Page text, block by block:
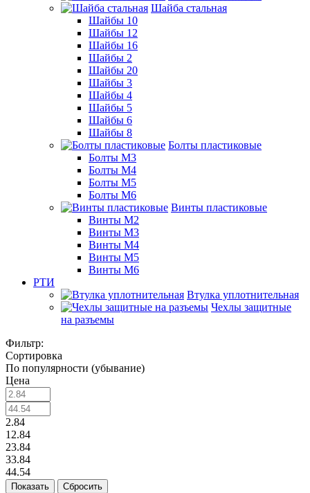
Шайба стальная
Шайбы 10
Шайбы 12
Шайбы 16
Шайбы 2
Шайбы 20
Шайбы 3
Шайбы 4
Шайбы 5
Шайбы 6
Шайбы 8
Болты пластиковые
Болты М3
Болты М4
Болты М5
Болты М6
Винты пластиковые
Винты М2
Винты М3
Винты М4
Винты М5
Винты М6
РТИ
Втулка уплотнительная
Чехлы защитные
на разъемы
Фильтр:
Сортировка
По популярности (убывание)
Цена
2.84
12.84
23.84
33.84
44.54
Показать Сбросить